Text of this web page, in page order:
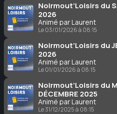
Noirmout’Loisirs du
2026
Animé par Laurent
Le 03/01/2026 à 08:15
Noirmout’Loisirs du
2026
Animé par Laurent
Le 01/01/2026 à 08:15
Noirmout’Loisirs du
DÉCEMBRE 2025
Animé par Laurent
Le 31/12/2025 à 08:15